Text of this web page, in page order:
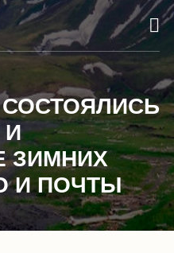
И
ЗИМНИХ
И ПОЧТЫ